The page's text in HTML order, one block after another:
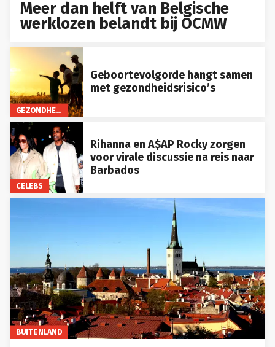
Meer dan helft van Belgische
werklozen belandt bij OCMW
GEZONDHEID
Geboortevolgorde hangt samen
met gezondheidsrisico’s
CELEBS
Rihanna en A$AP Rocky zorgen
voor virale discussie na reis naar
Barbados
BUITENLAND